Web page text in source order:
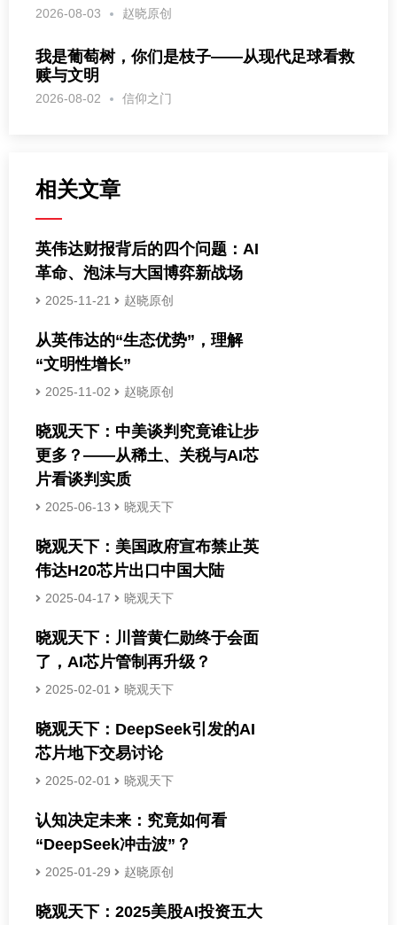
2026-08-03 赵晓原创
我是葡萄树，你们是枝子——从现代足球看救
赎与文明
2026-08-02 信仰之门
相关文章
英伟达财报背后的四个问题：AI
革命、泡沫与大国博弈新战场
2025-11-21 赵晓原创
从英伟达的“生态优势”，理解
“文明性增长”
2025-11-02 赵晓原创
晓观天下：中美谈判究竟谁让步
更多？——从稀土、关税与AI芯
片看谈判实质
2025-06-13 晓观天下
晓观天下：美国政府宣布禁止英
伟达H20芯片出口中国大陆
2025-04-17 晓观天下
晓观天下：川普黄仁勋终于会面
了，AI芯片管制再升级？
2025-02-01 晓观天下
晓观天下：DeepSeek引发的AI
芯片地下交易讨论
2025-02-01 晓观天下
认知决定未来：究竟如何看
“DeepSeek冲击波”？
2025-01-29 赵晓原创
晓观天下：2025美股AI投资五大